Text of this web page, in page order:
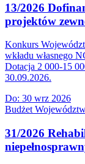
13/2026
projektów
Konkurs
wkładu własnego
Dotacja 2 000-15
30.09.2026.
Do: 30 wrz 2026
Budżet
31/2026